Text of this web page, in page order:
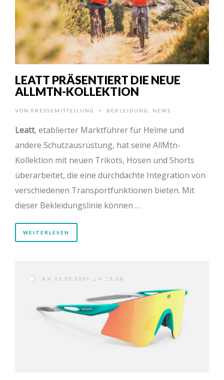
LEATT PRÄSENTIERT DIE NEUE
ALLMTN-KOLLEKTION
VON PRESSEMITTEILUNG • BEKLEIDUNG NEWS
Leatt, etablierter Marktführer für Helme und
andere Schutzausrüstung, hat seine AllMtn-
Kollektion mit neuen Trikots, Hosen und Shorts
überarbeitet, die eine durchdachte Integration von
verschiedenen Transportfunktionen bieten. Mit
dieser Bekleidungslinie können …
WEITERLESEN
AM 25.03.2024 UM 12:28